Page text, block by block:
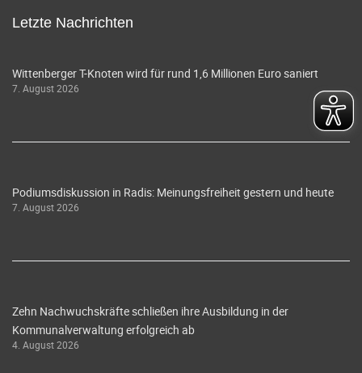
Letzte Nachrichten
Wittenberger T-Knoten wird für rund 1,6 Millionen Euro saniert
7. August 2026
Podiumsdiskussion in Radis: Meinungsfreiheit gestern und heute
7. August 2026
Zehn Nachwuchskräfte schließen ihre Ausbildung in der
Kommunalverwaltung erfolgreich ab
4. August 2026